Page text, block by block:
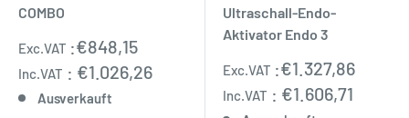
COMBO
Sonderpreis
Exc.VAT :€848,15
Inc.VAT : €1.026,26
Ausverkauft
Ultraschall-Endo-
Aktivator Endo 3
Sonderpreis
Exc.VAT :€1.327,86
Inc.VAT : €1.606,71